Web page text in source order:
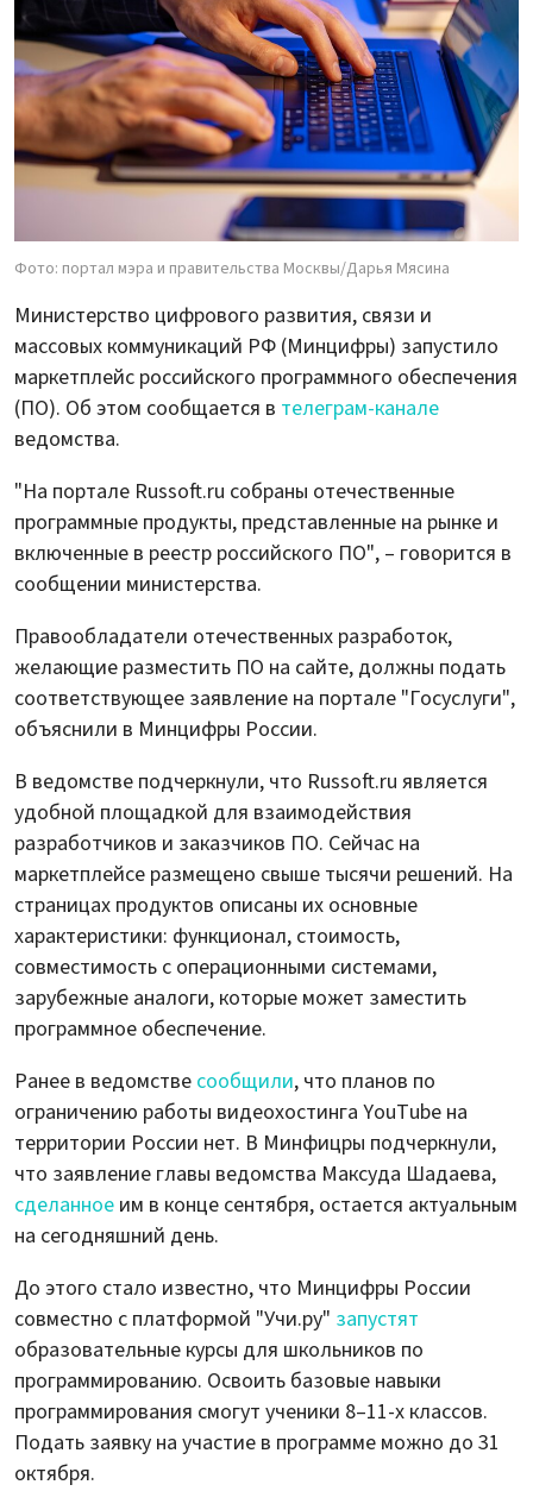
Фото: портал мэра и правительства Москвы/Дарья Мясина
Министерство цифрового развития, связи и
массовых коммуникаций РФ (Минцифры) запустило
маркетплейс российского программного обеспечения
(ПО). Об этом сообщается в телеграм-канале
ведомства.
"На портале Russoft.ru собраны отечественные
программные продукты, представленные на рынке и
включенные в реестр российского ПО", – говорится в
сообщении министерства.
Правообладатели отечественных разработок,
желающие разместить ПО на сайте, должны подать
соответствующее заявление на портале "Госуслуги",
объяснили в Минцифры России.
В ведомстве подчеркнули, что Russoft.ru является
удобной площадкой для взаимодействия
разработчиков и заказчиков ПО. Сейчас на
маркетплейсе размещено свыше тысячи решений. На
страницах продуктов описаны их основные
характеристики: функционал, стоимость,
совместимость с операционными системами,
зарубежные аналоги, которые может заместить
программное обеспечение.
Ранее в ведомстве сообщили, что планов по
ограничению работы видеохостинга YouTube на
территории России нет. В Минфицры подчеркнули,
что заявление главы ведомства Максуда Шадаева,
сделанное им в конце сентября, остается актуальным
на сегодняшний день.
До этого стало известно, что Минцифры России
совместно с платформой "Учи.ру" запустят
образовательные курсы для школьников по
программированию. Освоить базовые навыки
программирования смогут ученики 8–11-х классов.
Подать заявку на участие в программе можно до 31
октября.